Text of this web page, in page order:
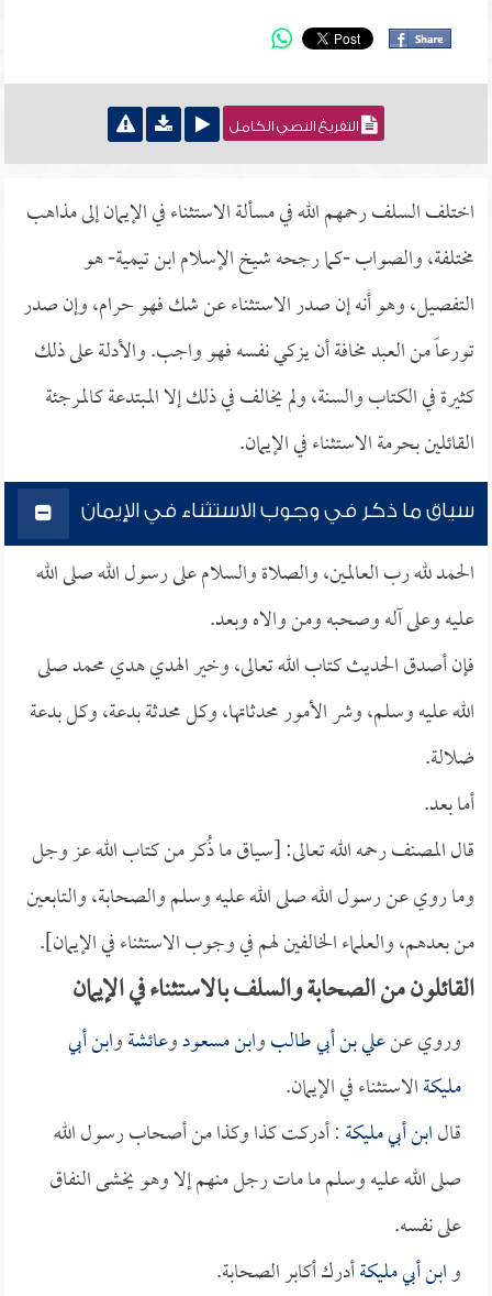
التفريغ النصي الكامل
اختلف السلف رحمهم الله في مسألة الاستثناء في الإيمان إلى مذاهب
مختلفة، والصواب -كما رجحه شيخ الإسلام ابن تيمية- هو
التفصيل، وهو أنه إن صدر الاستثناء عن شك فهو حرام، وإن صدر
تورعاً من العبد مخافة أن يزكي نفسه فهو واجب. والأدلة على ذلك
كثيرة في الكتاب والسنة، ولم يخالف في ذلك إلا المبتدعة كالمرجئة
القائلين بحرمة الاستثناء في الإيمان.
سياق ما ذكر في وجوب الاستثناء في الإيمان
الحمد لله رب العالمين، والصلاة والسلام على رسول الله صلى الله
عليه وعلى آله وصحبه ومن والاه وبعد.
فإن أصدق الحديث كتاب الله تعالى، وخير الهدي هدي محمد صلى
الله عليه وسلم، وشر الأمور محدثاتها، وكل محدثة بدعة، وكل بدعة
ضلالة.
أما بعد.
قال المصنف رحمه الله تعالى: [سياق ما ذُكر من كتاب الله عز وجل
وما روي عن رسول الله صلى الله عليه وسلم والصحابة، والتابعين
من بعدهم، والعلماء الخالفين لهم في وجوب الاستثناء في الإيمان].
القائلون من الصحابة والسلف بالاستثناء في الإيمان
وروي عنعلي بن أبي طالبوابن مسعودوعائشةوابن أبي
مليكةالاستثناء في الإيمان.
قالابن أبي مليكة: أدركت كذا وكذا من أصحاب رسول الله
صلى الله عليه وسلم ما مات رجل منهم إلا وهو يخشى النفاق
على نفسه.
وابن أبي مليكةأدرك أكابر الصحابة.